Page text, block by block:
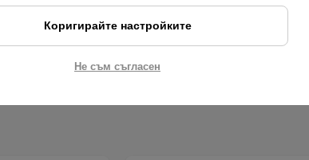
Експандери с
Най-евтини Експандери с
Коригирайте настройките
Не съм съгласен